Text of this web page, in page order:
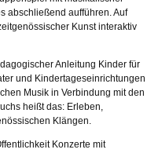
abschließend aufführen. Auf
Kunst interaktiv
Anleitung Kinder für
und Kindertageseinrichtungen
Musik in Verbindung mit den
heißt das: Erleben,
Klängen.
Konzerte mit